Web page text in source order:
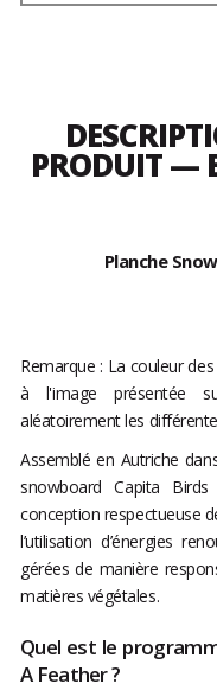
PRODUIT —
Planche
Remarque : La couleur
à l'image présentée
aléatoirement les
Assemblé en Autriche
snowboard Capita
conception respectueuse
l’utilisation d’énergies
gérées de manière
matières végétales.
Quel est le
A Feather ?